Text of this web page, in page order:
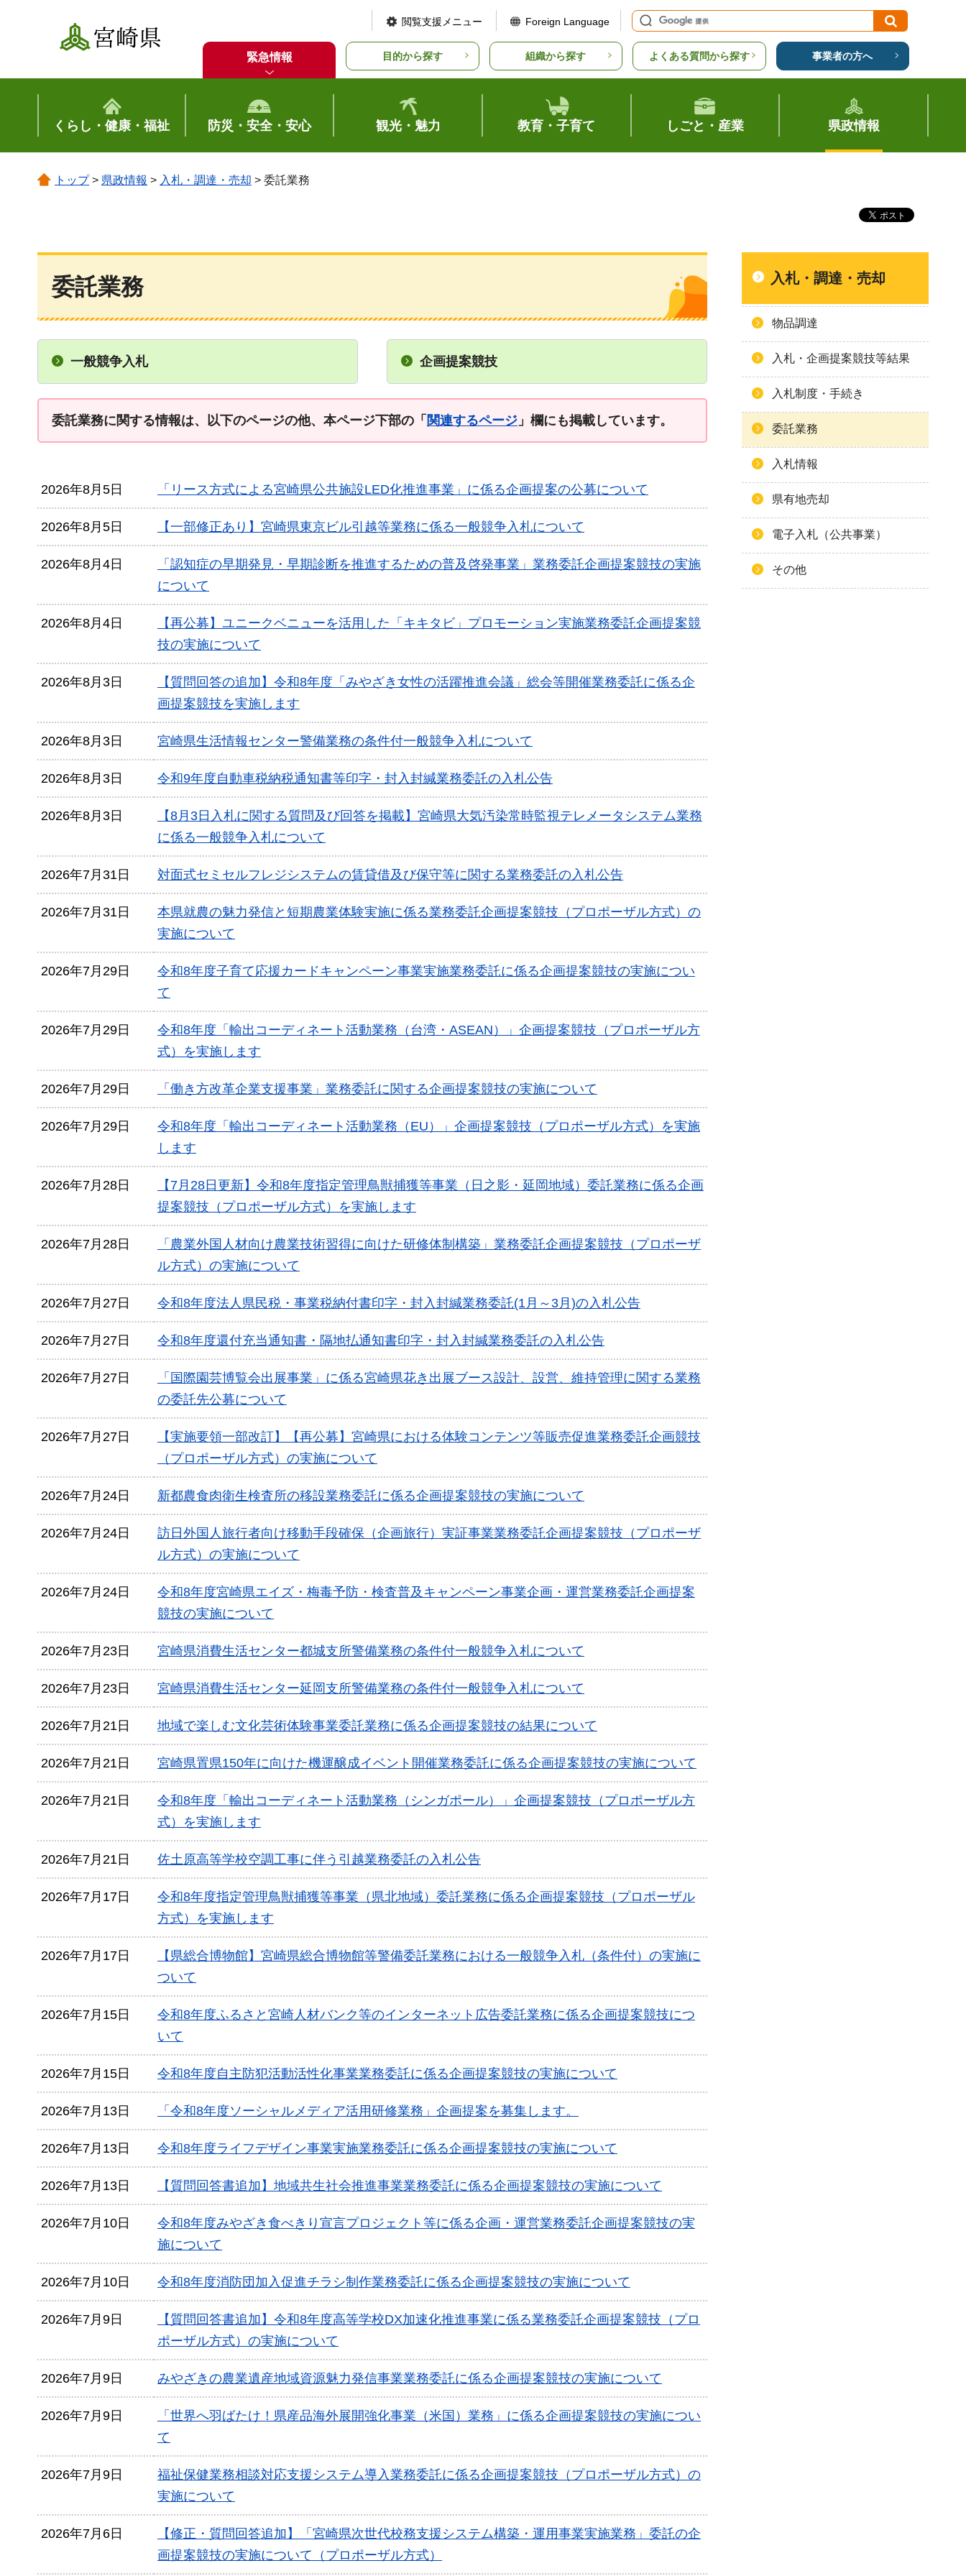
宮崎県
閲覧支援メニュー Foreign Language
緊急情報 目的から探す 組織から探す よくある質問から探す 事業者の方へ
くらし・健康・福祉 防災・安全・安心 観光・魅力 教育・子育て しごと・産業 県政情報
トップ> 県政情報 > 入札・調達・売却 > 委託業務
委託業務
一般競争入札 企画提案競技
委託業務に関する情報は、以下のページの他、 本ページ下部の「 関連するページ 」欄にも掲載しています。
2026年8月5日 「リース方式による宮崎県公共施設LED化推進事業」に係る企画提案の公募について
2026年8月5日 【一部修正あり】宮崎県東京ビル引越等業務に係る一般競争入札について
2026年8月4日
「認知症の早期発見・早期診断を推進するための普及啓発事業」業務委託企画提案競技の実施
について
2026年8月4日
【再公募】ユニークベニューを活用した「キキタビ」プロモーション実施業務委託企画提案競
技の実施について
2026年8月3日
【質問回答の追加】令和8年度「みやざき女性の活躍推進会議」総会等開催業務委託に係る企
画提案競技を実施します
2026年8月3日 宮崎県生活情報センター警備業務の条件付一般競争入札について
2026年8月3日 令和9年度自動車税納税通知書等印字・封入封緘業務委託の入札公告
2026年8月3日
【8月3日入札に関する質問及び回答を掲載】宮崎県大気汚染常時監視テレメータシステム業務
に係る一般競争入札について
2026年7月31日 対面式セミセルフレジシステムの賃貸借及び保守等に関する業務委託の入札公告
2026年7月31日
本県就農の魅力発信と短期農業体験実施に係る業務委託企画提案競技（プロポーザル方式）の
実施について
2026年7月29日
令和8年度子育て応援カードキャンペーン事業実施業務委託に係る企画提案競技の実施につい
て
2026年7月29日
令和8年度「輸出コーディネート活動業務（台湾・ASEAN）」企画提案競技（プロポーザル方
式）を実施します
2026年7月29日 「働き方改革企業支援事業」業務委託に関する企画提案競技の実施について
2026年7月29日
令和8年度「輸出コーディネート活動業務（EU）」企画提案競技（プロポーザル方式）を実施
します
2026年7月28日
【7月28日更新】令和8年度指定管理鳥獣捕獲等事業（日之影・延岡地域）委託業務に係る企画
提案競技（プロポーザル方式）を実施します
2026年7月28日
「農業外国人材向け農業技術習得に向けた研修体制構築」業務委託企画提案競技（プロポーザ
ル方式）の実施について
2026年7月27日 令和8年度法人県民税・事業税納付書印字・封入封緘業務委託(1月～3月)の入札公告
2026年7月27日 令和8年度還付充当通知書・隔地払通知書印字・封入封緘業務委託の入札公告
2026年7月27日
「国際園芸博覧会出展事業」に係る宮崎県花き出展ブース設計、設営、維持管理に関する業務
の委託先公募について
2026年7月27日
【実施要領一部改訂】【再公募】宮崎県における体験コンテンツ等販売促進業務委託企画競技
（プロポーザル方式）の実施について
2026年7月24日 新都農食肉衛生検査所の移設業務委託に係る企画提案競技の実施について
2026年7月24日
訪日外国人旅行者向け移動手段確保（企画旅行）実証事業業務委託企画提案競技（プロポーザ
ル方式）の実施について
2026年7月24日
令和8年度宮崎県エイズ・梅毒予防・検査普及キャンペーン事業企画・運営業務委託企画提案
競技の実施について
2026年7月23日 宮崎県消費生活センター都城支所警備業務の条件付一般競争入札について
2026年7月23日 宮崎県消費生活センター延岡支所警備業務の条件付一般競争入札について
2026年7月21日 地域で楽しむ文化芸術体験事業委託業務に係る企画提案競技の結果について
2026年7月21日 宮崎県置県150年に向けた機運醸成イベント開催業務委託に係る企画提案競技の実施について
2026年7月21日
令和8年度「輸出コーディネート活動業務（シンガポール）」企画提案競技（プロポーザル方
式）を実施します
2026年7月21日 佐土原高等学校空調工事に伴う引越業務委託の入札公告
2026年7月17日
令和8年度指定管理鳥獣捕獲等事業（県北地域）委託業務に係る企画提案競技（プロポーザル
方式）を実施します
2026年7月17日
【県総合博物館】宮崎県総合博物館等警備委託業務における一般競争入札（条件付）の実施に
ついて
2026年7月15日
令和8年度ふるさと宮崎人材バンク等のインターネット広告委託業務に係る企画提案競技につ
いて
2026年7月15日 令和8年度自主防犯活動活性化事業業務委託に係る企画提案競技の実施について
2026年7月13日 「令和8年度ソーシャルメディア活用研修業務」企画提案を募集します。
2026年7月13日 令和8年度ライフデザイン事業実施業務委託に係る企画提案競技の実施について
2026年7月13日 【質問回答書追加】地域共生社会推進事業業務委託に係る企画提案競技の実施について
2026年7月10日
令和8年度みやざき食べきり宣言プロジェクト等に係る企画・運営業務委託企画提案競技の実
施について
2026年7月10日 令和8年度消防団加入促進チラシ制作業務委託に係る企画提案競技の実施について
2026年7月9日
【質問回答書追加】令和8年度高等学校DX加速化推進事業に係る業務委託企画提案競技（プロ
ポーザル方式）の実施について
2026年7月9日 みやざきの農業遺産地域資源魅力発信事業業務委託に係る企画提案競技の実施について
2026年7月9日
「世界へ羽ばたけ！県産品海外展開強化事業（米国）業務」に係る企画提案競技の実施につい
て
2026年7月9日
福祉保健業務相談対応支援システム導入業務委託に係る企画提案競技（プロポーザル方式）の
実施について
2026年7月6日
【修正・質問回答追加】「宮崎県次世代校務支援システム構築・運用事業実施業務」委託の企
画提案競技の実施について（プロポーザル方式）
入札・調達・売却
物品調達
入札・企画提案競技等結果
入札制度・手続き
委託業務
入札情報
県有地売却
電子入札（公共事業）
その他